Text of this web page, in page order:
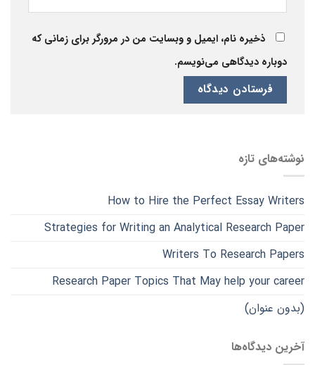
ذخیره نام، ایمیل و وبسایت من در مرورگر برای زمانی که
دوباره دیدگاهی می‌نویسم.
نوشته‌های تازه
How to Hire the Perfect Essay Writers
Strategies for Writing an Analytical Research Paper
Writers To Research Papers
Research Paper Topics That May help your career
(بدون عنوان)
آخرین دیدگاه‌ها